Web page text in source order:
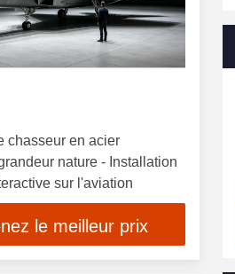
chasseur en acier
nature - Installation
sur l'aviation
le meilleur prix